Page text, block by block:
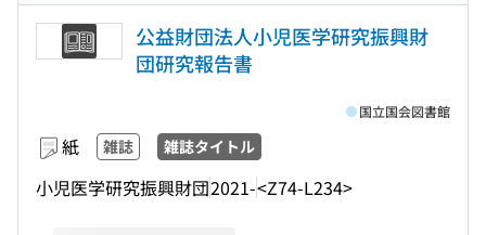
公益財団法人小児医学研究振興財
団研究報告書
紙 雑誌 雑誌タイトル
小児医学研究振興財団2021-<Z74-L234>
国立国会図書館